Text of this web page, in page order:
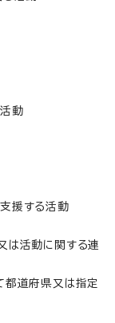
動
援する活動
は活動に関する連
都道府県又は指定